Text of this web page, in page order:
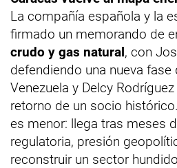
La compañía española y la
firmado un memorando de
crudo y gas natural, con
defendiendo una nueva fase
Venezuela y Delcy
retorno de un socio
es menor: llega tras meses
regulatoria, presión
reconstruir un sector